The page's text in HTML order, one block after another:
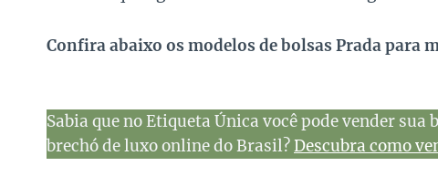
Confira abaixo os modelos de bolsas Prada para
Sabia que no Etiqueta Única você pode vender
brechó de luxo online do Brasil?Descubra como